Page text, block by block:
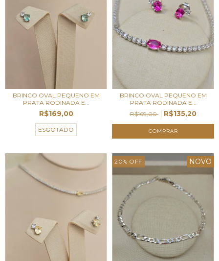
BRINCO OVAL PEQUENO EM
PRATA RODINADA E...
R$169,00
ESGOTADO
BRINCO OVAL PEQUENO EM
PRATA RODINADA E...
R$169,00
R$135,20
20% OFF NOVO